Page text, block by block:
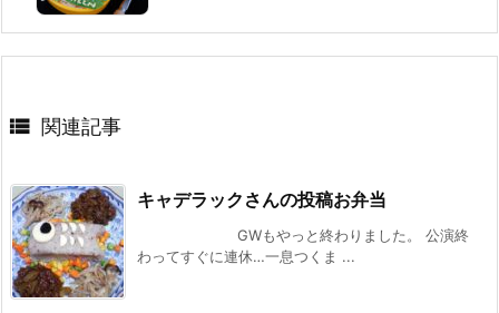
 関連記事
キャデラックさんの投稿お弁当
GWもやっと終わりました。 公演終
わってすぐに連休…一息つくま ...